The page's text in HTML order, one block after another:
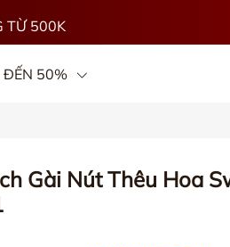
TỪ 500K
ĐẾN 50%
Gài Nút Thêu Hoa